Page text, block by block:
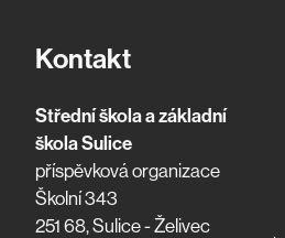
Kontakt
Střední škola a základní
škola Sulice
příspěvková organizace
Školní 343
251 68, Sulice - Želivec